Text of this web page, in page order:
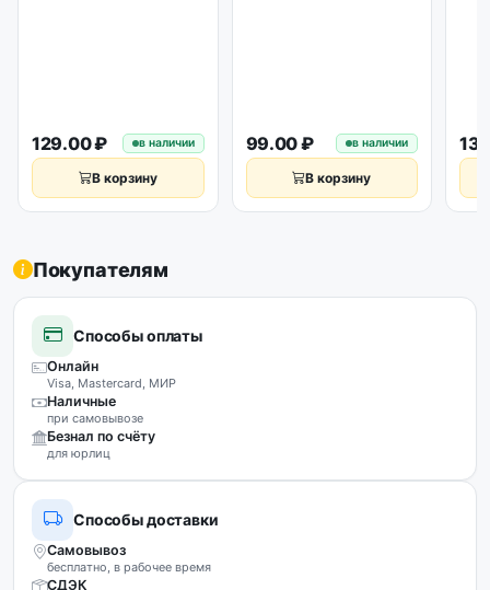
129.00 ₽ в наличии
В корзину
99.00 ₽ в наличии
В корзину
Покупателям
Способы оплаты
Онлайн
Visa, Mastercard, МИР
Наличные
при самовывозе
Безнал по счёту
для юрлиц
Способы доставки
Самовывоз
бесплатно, в рабочее время
СДЭК